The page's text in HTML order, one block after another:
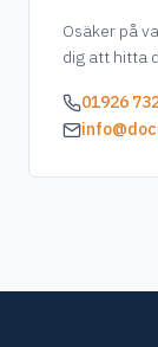
Osäker på
dig att hitta
01926